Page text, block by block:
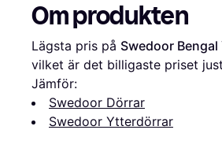
Om produkten
Lägsta pris på Swedoor
vilket är det billigaste priset
Jämför:
Swedoor Dörrar
Swedoor Ytterdörrar